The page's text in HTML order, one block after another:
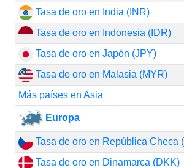
Tasa de oro en India (INR)
Tasa de oro en Indonesia (IDR)
Tasa de oro en Japón (JPY)
Tasa de oro en Malasia (MYR)
Más países en Asia
Europa
Tasa de oro en República Checa
Tasa de oro en Dinamarca (DKK)